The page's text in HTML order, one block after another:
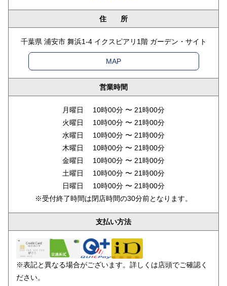
住 所
千葉県 浦安市 舞浜1-4 イクスピアリ1階 ガーデン・サイト
MAP
営業時間
月曜日 10時00分 〜 21時00分
火曜日 10時00分 〜 21時00分
水曜日 10時00分 〜 21時00分
木曜日 10時00分 〜 21時00分
金曜日 10時00分 〜 21時00分
土曜日 10時00分 〜 21時00分
日曜日 10時00分 〜 21時00分
※受付終了時間は閉店時間の30分前となります。
支払い方法
※表記と異なる場合がございます。詳しくは店頭でご確認く
ださい。